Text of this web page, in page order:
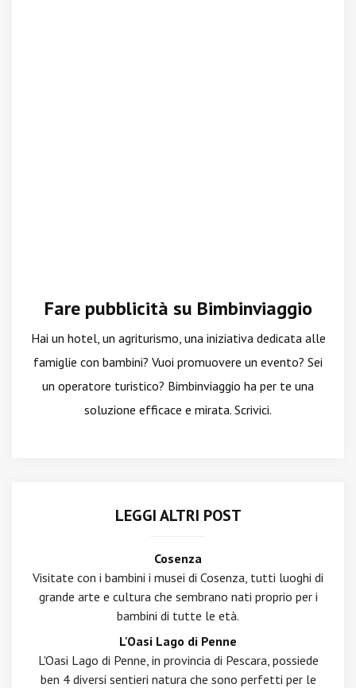
Fare pubblicità su Bimbinviaggio
Hai un hotel, un agriturismo, una iniziativa dedicata alle
famiglie con bambini? Vuoi promuovere un evento? Sei
un operatore turistico? Bimbinviaggio ha per te una
soluzione efficace e mirata. Scrivici.
LEGGI ALTRI POST
Cosenza
Visitate con i bambini i musei di Cosenza, tutti luoghi di
grande arte e cultura che sembrano nati proprio per i
bambini di tutte le età.
L'Oasi Lago di Penne
L'Oasi Lago di Penne, in provincia di Pescara, possiede
ben 4 diversi sentieri natura che sono perfetti per le